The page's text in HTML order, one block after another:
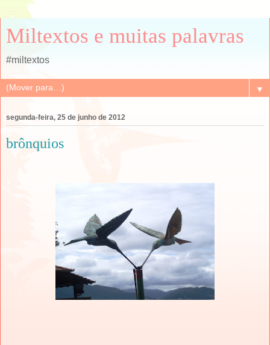
Miltextos e muitas palavras
#miltextos
▼
segunda-feira, 25 de junho de 2012
brônquios